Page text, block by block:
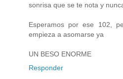
sonrisa que se te nota y
Esperamos por ese 102,
empieza a asomarse ya
UN BESO ENORME
Responder